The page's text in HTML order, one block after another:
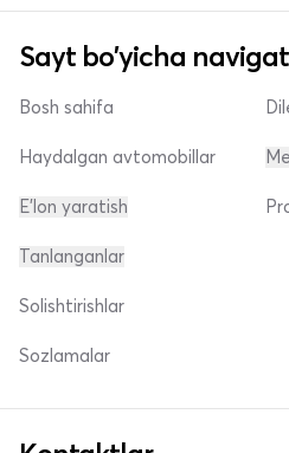
Sayt bo'yicha
Bosh sahifa
Haydalgan avtomobillar
E'lon yaratish
Tanlanganlar
Solishtirishlar
Sozlamalar